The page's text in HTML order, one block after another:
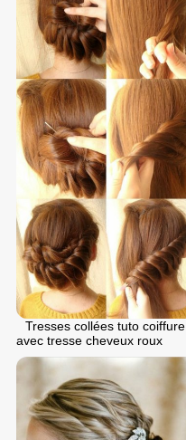
Tresses collées tuto coiffure
avec tresse cheveux roux